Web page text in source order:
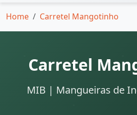
Home Carretel Mangotinho
Carretel
MIB | Mangueiras de